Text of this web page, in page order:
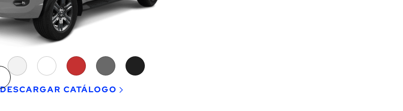
DESCARGAR CATÁLOGO